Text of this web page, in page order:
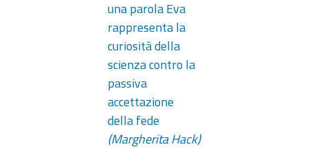
una parola Eva
rappresenta la
curiosità della
scienza contro la
passiva
accettazione
della fede
(Margherita Hack)